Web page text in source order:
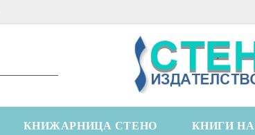
КНИЖАРНИЦА СТЕНО КНИГИ